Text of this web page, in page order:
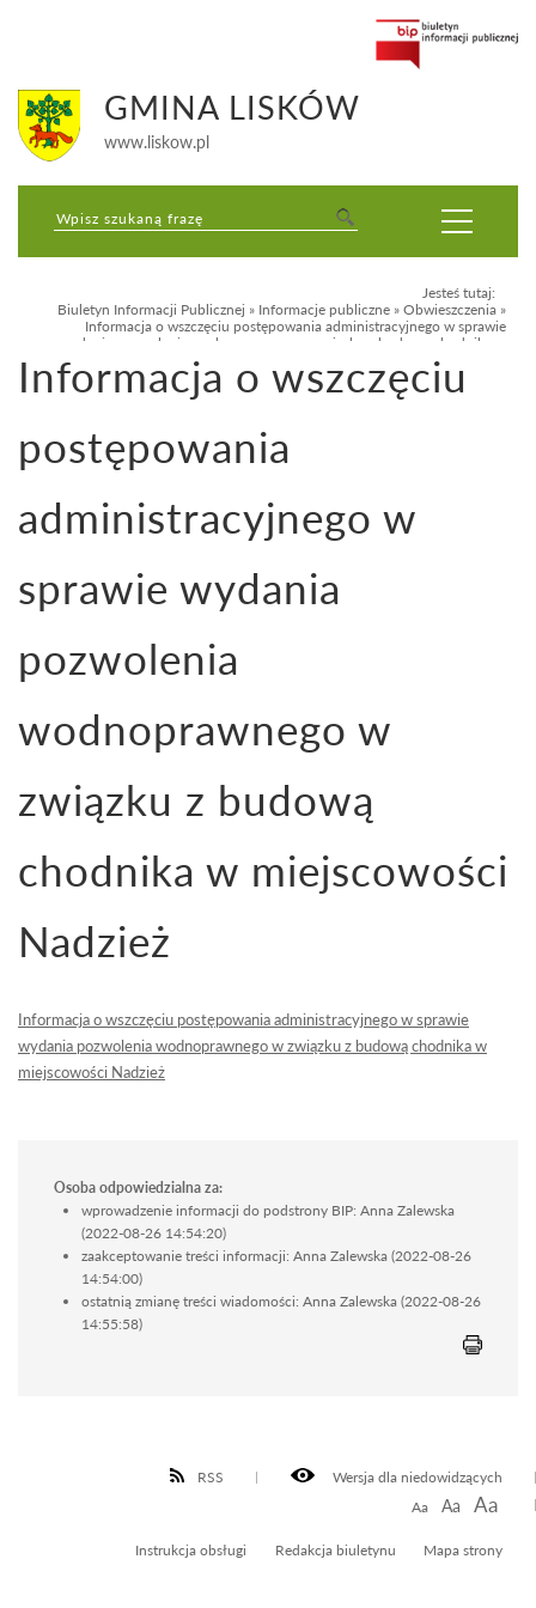
Wersja dla niedowidzących
RSS
Aa Aa Aa
Instrukcja obsługi Redakcja biuletynu Mapa strony
GMINA LISKÓW
www.liskow.pl
Jesteś tutaj:
Biuletyn Informacji Publicznej » Informacje publiczne » Obwieszczenia »
Informacja o wszczęciu postępowania administracyjnego w sprawie
wydania pozwolenia wodnoprawnego w związku z budową chodnika w
miejscowości Nadzież
Informacja o wszczęciu
postępowania
administracyjnego w
sprawie wydania
pozwolenia
wodnoprawnego w
związku z budową
chodnika w miejscowości
Nadzież
Informacja o wszczęciu postępowania administracyjnego w sprawie
wydania pozwolenia wodnoprawnego w związku z budową chodnika w
miejscowości Nadzież
Osoba odpowiedzialna za:
wprowadzenie informacji do podstrony BIP: Anna Zalewska
(2022-08-26 14:54:20)
zaakceptowanie treści informacji: Anna Zalewska (2022-08-26
14:54:00)
ostatnią zmianę treści wiadomości: Anna Zalewska (2022-08-26
14:55:58)